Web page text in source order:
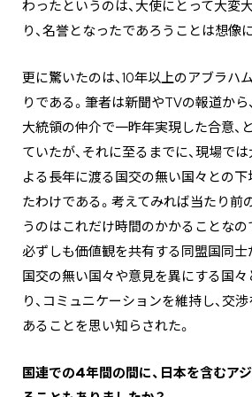
わったというのは、大使にとって大変
り、名誉となったであろうことは想像
更に驚いたのは、10年以上のアブラハ
りである。筆者は新聞やTVの報道から
大統領の仲介で一昨年実現した合意、
ていたが、それに至るまでに、現場で
よる長年に渡る国交の無い国々との
たわけである。考えてみれば当たり前
うのはこれだけ時間のかかることなの
必ずしも価値観を共有する同盟国同士
国交の無い国々や意見を異にする国
り、コミュニケーションを維持し、交
あることを思い知らされた。
―――国連での4年間の間に、日本を含む